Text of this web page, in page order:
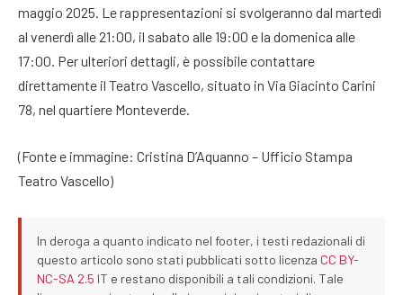
maggio 2025. Le rappresentazioni si svolgeranno dal martedì
al venerdì alle 21:00, il sabato alle 19:00 e la domenica alle
17:00. Per ulteriori dettagli, è possibile contattare
direttamente il Teatro Vascello, situato in Via Giacinto Carini
78, nel quartiere Monteverde.
(Fonte e immagine: Cristina D’Aquanno – Ufficio Stampa
Teatro Vascello)
In deroga a quanto indicato nel footer, i testi redazionali di
questo articolo sono stati pubblicati sotto licenza CC BY-
NC-SA 2.5 IT e restano disponibili a tali condizioni. Tale